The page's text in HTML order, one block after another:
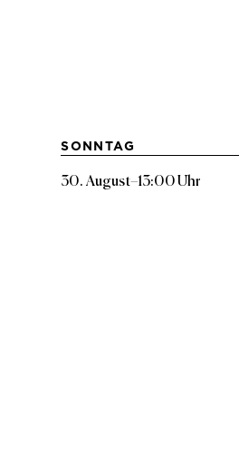
SONNTAG
30. August–13:00 Uhr